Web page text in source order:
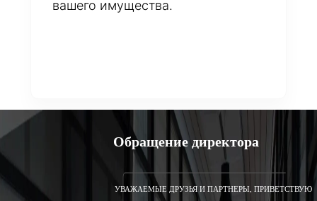
вашего имущества.
Обращение директора
УВАЖАЕМЫЕ ДРУЗЬЯ И ПАРТНЕРЫ, ПРИВЕТСТВУЮ